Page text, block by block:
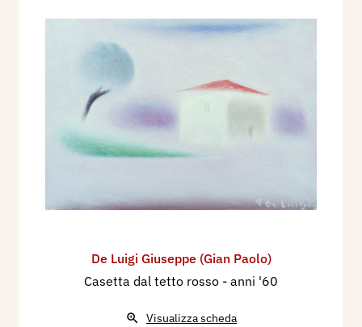
De Luigi Giuseppe (Gian Paolo)
Casetta dal tetto rosso - anni '60
Visualizza scheda